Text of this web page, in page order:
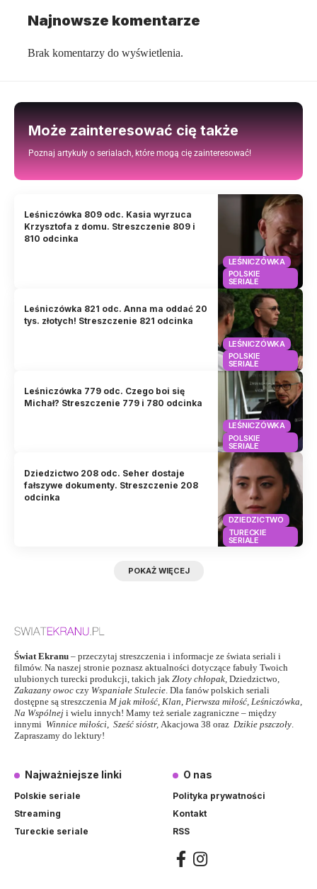
Najnowsze komentarze
Brak komentarzy do wyświetlenia.
Może zainteresować cię także
Poznaj artykuły o serialach, które mogą cię zainteresować!
LEŚNICZÓWKA
POLSKIE
SERIALE
Leśniczówka 809 odc. Kasia wyrzuca
Krzysztofa z domu. Streszczenie 809 i
810 odcinka
LEŚNICZÓWKA
POLSKIE
SERIALE
Leśniczówka 821 odc. Anna ma oddać 20
tys. złotych! Streszczenie 821 odcinka
LEŚNICZÓWKA
POLSKIE
SERIALE
Leśniczówka 779 odc. Czego boi się
Michał? Streszczenie 779 i 780 odcinka
DZIEDZICTWO
TURECKIE
SERIALE
Dziedzictwo 208 odc. Seher dostaje
fałszywe dokumenty. Streszczenie 208
odcinka
POKAŻ WIĘCEJ
Świat Ekranu – przeczytaj streszczenia i informacje ze świata seriali i
filmów. Na naszej stronie poznasz aktualności dotyczące fabuły Twoich
ulubionych turecki produkcji, takich jak Złoty chłopak, Dziedzictwo,
Zakazany owoc czy Wspaniałe Stulecie. Dla fanów polskich seriali
dostępne są streszczenia M jak miłość, Klan, Pierwsza miłość, Leśniczówka,
Na Wspólnej i wielu innych! Mamy też seriale zagraniczne – między
innymi Winnice miłości, Sześć sióstr, Akacjowa 38 oraz Dzikie pszczoły.
Zapraszamy do lektury!
Najważniejsze linki
Polskie seriale
Streaming
Tureckie seriale
O nas
Polityka prywatności
Kontakt
RSS